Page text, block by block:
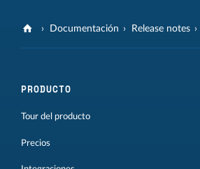
Documentación Release notes
PRODUCTO
Tour del producto
Precios